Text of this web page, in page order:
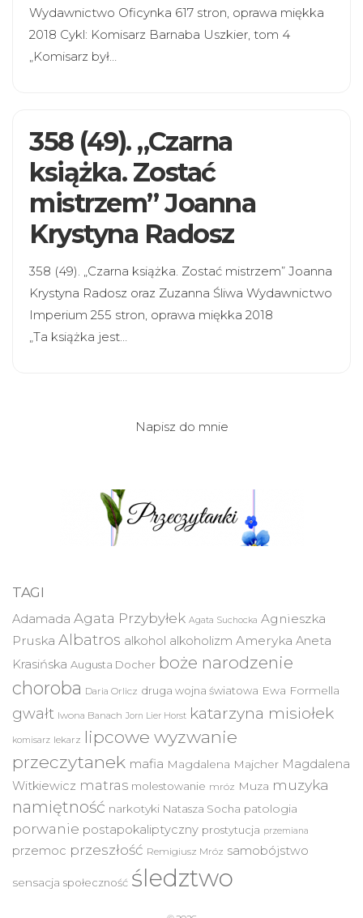
Wydawnictwo Oficynka 617 stron, oprawa miękka
2018 Cykl: Komisarz Barnaba Uszkier, tom 4
„Komisarz był…
358 (49). „Czarna
książka. Zostać
mistrzem” Joanna
Krystyna Radosz
358 (49). „Czarna książka. Zostać mistrzem” Joanna
Krystyna Radosz oraz Zuzanna Śliwa Wydawnictwo
Imperium 255 stron, oprawa miękka 2018
„Ta książka jest…
Napisz do mnie
TAGI
Adamada Agata Przybyłek Agata Suchocka Agnieszka
Pruska Albatros alkohol alkoholizm Ameryka Aneta
Krasińska Augusta Docher boże narodzenie
choroba Daria Orlicz druga wojna światowa Ewa Formella
gwałt Iwona Banach Jorn Lier Horst katarzyna misiołek
komisarz lekarz lipcowe wyzwanie
przeczytanek mafia Magdalena Majcher Magdalena
Witkiewicz matras molestowanie mróz Muza muzyka
namiętność narkotyki Natasza Socha patologia
porwanie postapokaliptyczny prostytucja przemiana
przemoc przeszłość Remigiusz Mróz samobójstwo
sensacja społeczność śledztwo